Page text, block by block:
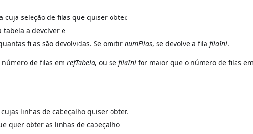
cuja seleção de filas que quiser obter.
tabela a devolver e
filas são devolvidas. Se omitirnumFilas, se devolve a filafilaIni.
número de filas emrefTabela, ou sefilaIni for maior que o número de filas
linhas de cabeçalho quiser obter.
quer obter as linhas de cabeçalho